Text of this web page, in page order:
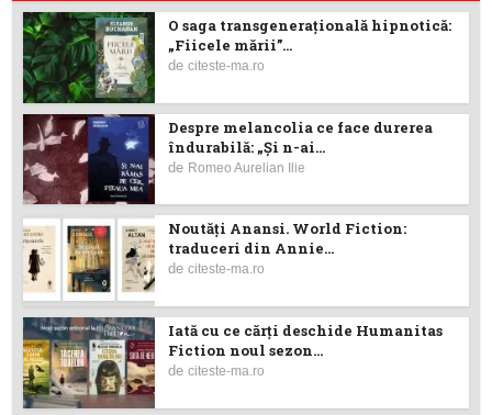
O saga transgenerațională hipnotică:
„Fiicele mării”...
deciteste-ma.ro
Despre melancolia ce face durerea
îndurabilă: „Și n-ai...
de Romeo Aurelian Ilie
Noutăţi Anansi. World Fiction:
traduceri din Annie...
deciteste-ma.ro
Iată cu ce cărţi deschide Humanitas
Fiction noul sezon...
deciteste-ma.ro